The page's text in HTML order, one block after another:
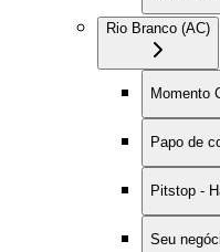
Rio Branco (AC)
Momento
Papo de
Pitstop -
Seu